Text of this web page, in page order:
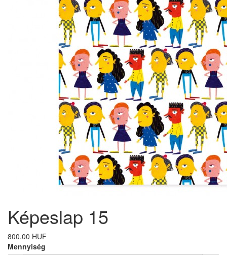
Képeslap 15
800.00 HUF
Mennyiség